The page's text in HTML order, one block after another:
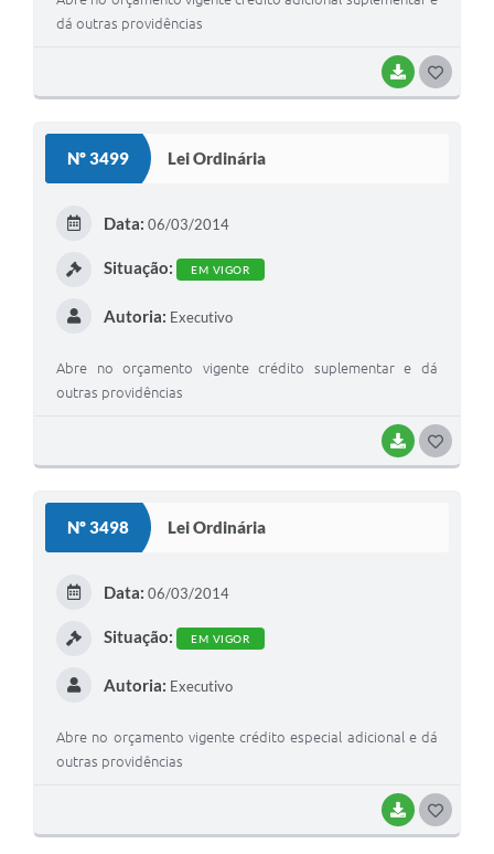
BAIXAR
dá outras providências
Nº 3499 Lei Ordinária
BAIXAR
Data: 06/03/2014
Situação: EM VIGOR
Autoria: Executivo
Abre no orçamento vigente crédito suplementar e dá
outras providências
Nº 3498 Lei Ordinária
BAIXAR
Data: 06/03/2014
Situação: EM VIGOR
Autoria: Executivo
Abre no orçamento vigente crédito especial adicional e dá
outras providências